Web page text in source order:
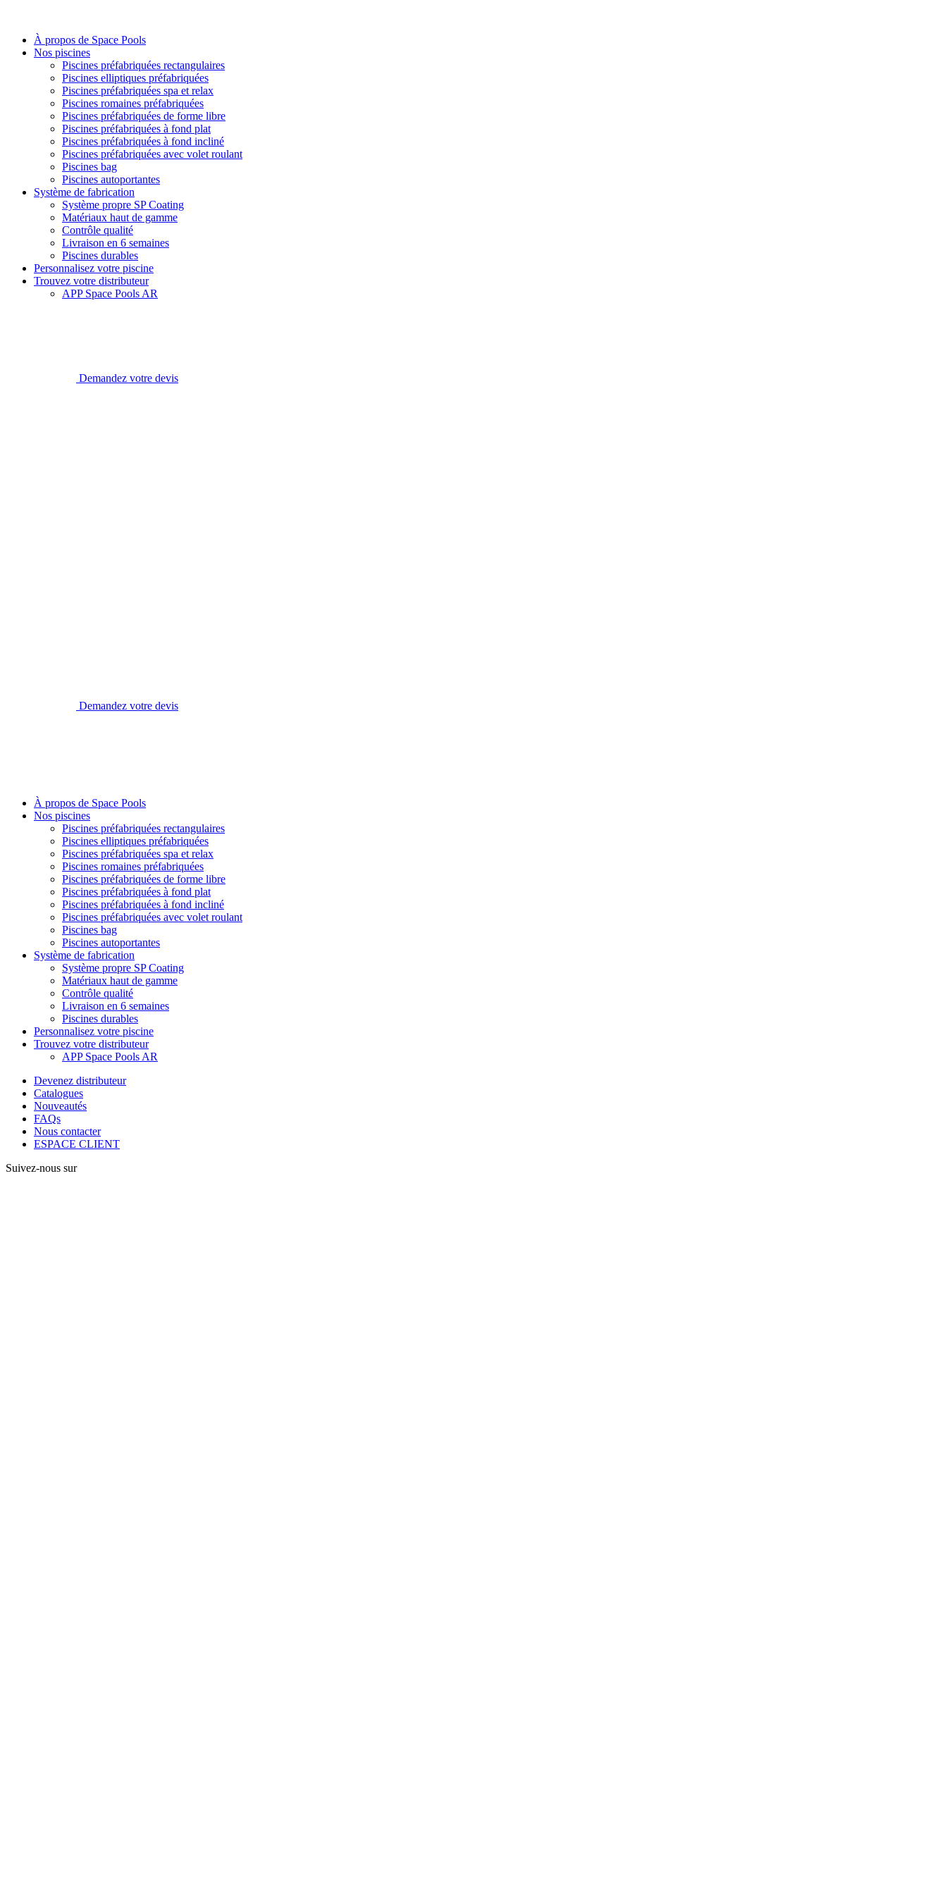
À propos de Space Pools
Nos piscines
Piscines préfabriquées rectangulaires
Piscines elliptiques préfabriquées
Piscines préfabriquées spa et relax
Piscines romaines préfabriquées
Piscines préfabriquées de forme libre
Piscines préfabriquées à fond plat
Piscines préfabriquées à fond incliné
Piscines préfabriquées avec volet roulant
Piscines bag
Piscines autoportantes
Système de fabrication
Système propre SP Coating
Matériaux haut de gamme
Contrôle qualité
Livraison en 6 semaines
Piscines durables
Personnalisez votre piscine
Trouvez votre distributeur
APP Space Pools AR
Demandez votre devis
Demandez votre devis
À propos de Space Pools
Nos piscines
Piscines préfabriquées rectangulaires
Piscines elliptiques préfabriquées
Piscines préfabriquées spa et relax
Piscines romaines préfabriquées
Piscines préfabriquées de forme libre
Piscines préfabriquées à fond plat
Piscines préfabriquées à fond incliné
Piscines préfabriquées avec volet roulant
Piscines bag
Piscines autoportantes
Système de fabrication
Système propre SP Coating
Matériaux haut de gamme
Contrôle qualité
Livraison en 6 semaines
Piscines durables
Personnalisez votre piscine
Trouvez votre distributeur
APP Space Pools AR
Devenez distributeur
Catalogues
Nouveautés
FAQs
Nous contacter
ESPACE CLIENT
Suivez-nous sur